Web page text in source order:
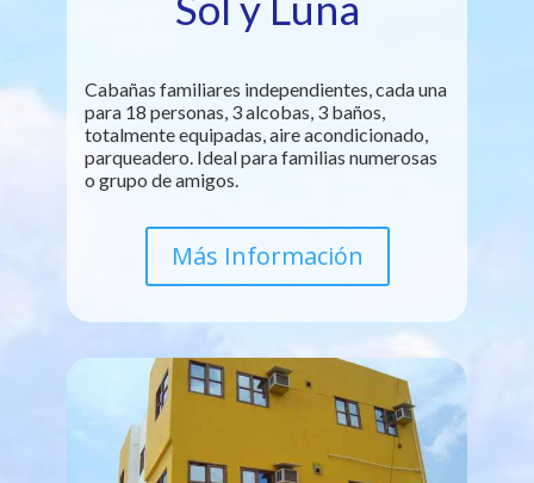
Cabañas familiares independientes, cada una
para 18 personas, 3 alcobas, 3 baños,
totalmente equipadas, aire acondicionado,
parqueadero. Ideal para familias numerosas
o grupo de amigos.
Más Información